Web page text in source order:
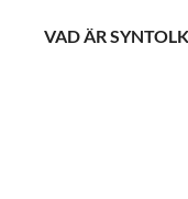
VAD ÄR